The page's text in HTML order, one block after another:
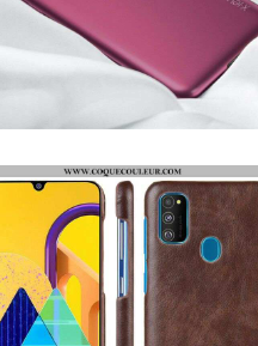
COQUE SAMSUNG GALAXY M21 GUARDIAN SERIES X-LEVEL